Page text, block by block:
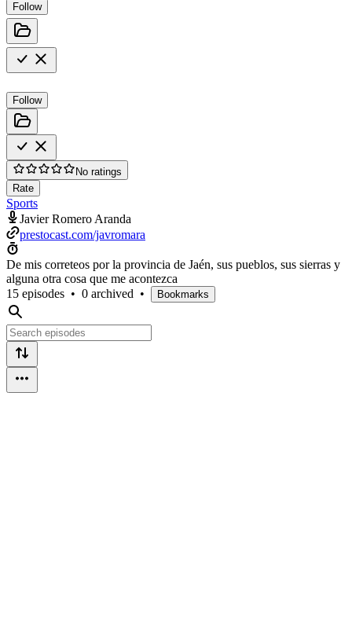
Follow
Follow
No ratings
Rate
Sports
Javier Romero Aranda
prestocast.com/javromara
De mis correteos por la provincia de Jaén, sus pueblos, sus sierras y
alguna otra cosa que me acontezca
15 episodes • 0 archived • Bookmarks